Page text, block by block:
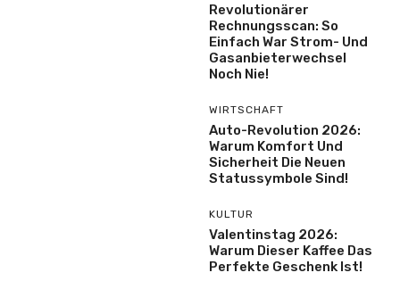
Revolutionärer
Rechnungsscan: So
Einfach War Strom- Und
Gasanbieterwechsel
Noch Nie!
WIRTSCHAFT
Auto-Revolution 2026:
Warum Komfort Und
Sicherheit Die Neuen
Statussymbole Sind!
KULTUR
Valentinstag 2026:
Warum Dieser Kaffee Das
Perfekte Geschenk Ist!